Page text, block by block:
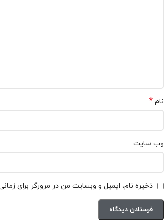
نام *
وب‌ سایت
ذخیره نام، ایمیل و وبسایت من در مرورگر برای